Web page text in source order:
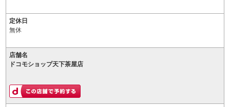
定休日
無休
店舗名
ドコモショップ天下茶屋店